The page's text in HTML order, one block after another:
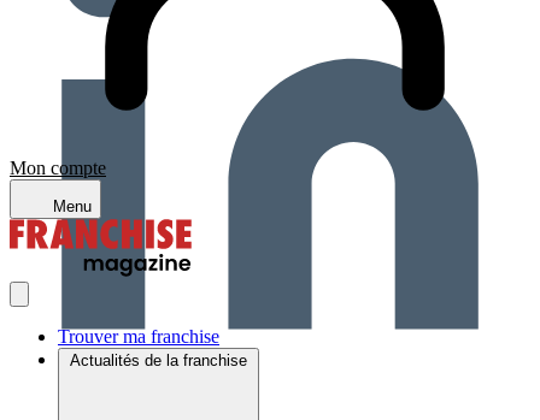
Mon compte
Menu
Trouver ma franchise
Actualités de la franchise